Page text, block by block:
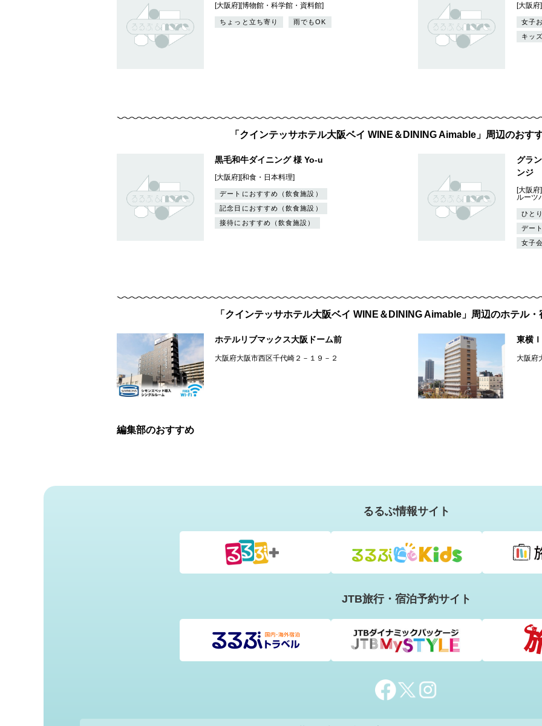
[大阪府][博物館・科学館・資料館]
ちょっと立ち寄り 雨でもOK
[大阪府
女子
キッ
「クインテッサホテル大阪ベイ WINE＆DINING Aimable」周辺のおす
黒毛和牛ダイニング 様 Yo-u
[大阪府][和食・日本料理]
デートにおすすめ（飲食施設）
記念日におすすめ（飲食施設）
接待におすすめ（飲食施設）
グラ
ンジ
[大阪
ルーツ
ひと
デー
女子
「クインテッサホテル大阪ベイ WINE＆DINING Aimable」周辺のホテル
ホテルリブマックス大阪ドーム前
大阪府大阪市西区千代崎２－１９－２
東横
大阪府
編集部のおすすめ
るるぶ情報サイト
JTB旅行・宿泊予約サイト